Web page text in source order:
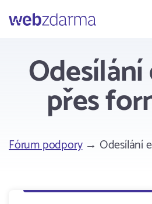
Webzdarma
přes
Fórum podpory→ Odesílání